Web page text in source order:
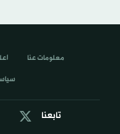
تابعنا
معلومات عنا